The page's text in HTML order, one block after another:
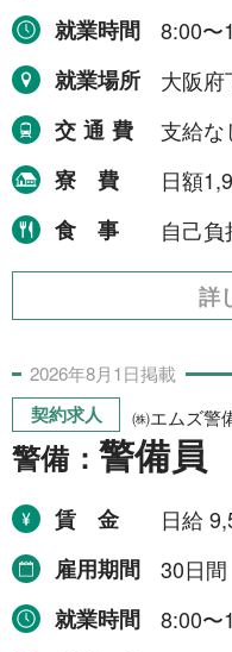
事務
求人形態
現金求人
契約求人
就業場所か
関西地方
近畿一円
京阪神間
阪神間
就業時間
8:00〜
就業場所
大阪府
交通費
支給な
寮費
日額
食事
自己負
詳
2026年8月1日掲載
契約求人 ㈱エムズ警
警備： 警備員
賃金
日給
雇用期間
30日間
就業時間
8:00〜